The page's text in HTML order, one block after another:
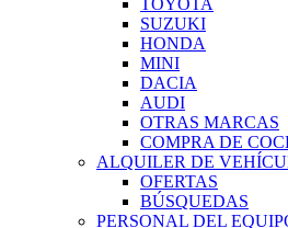
TOYOTA
SUZUKI
HONDA
MINI
DACIA
AUDI
OTRAS MARCAS
COMPRA DE
ALQUILER DE
OFERTAS
BÚSQUEDAS
PERSONAL DEL